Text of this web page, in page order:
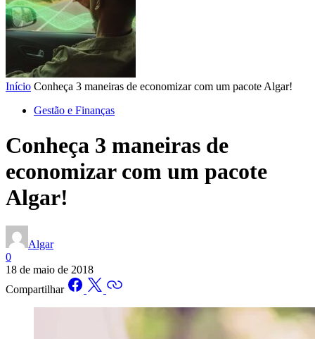
Início Conheça 3 maneiras de economizar com um pacote Algar!
Gestão e Finanças
Conheça 3 maneiras de
economizar com um pacote
Algar!
Algar
0
18 de maio de 2018
Compartilhar